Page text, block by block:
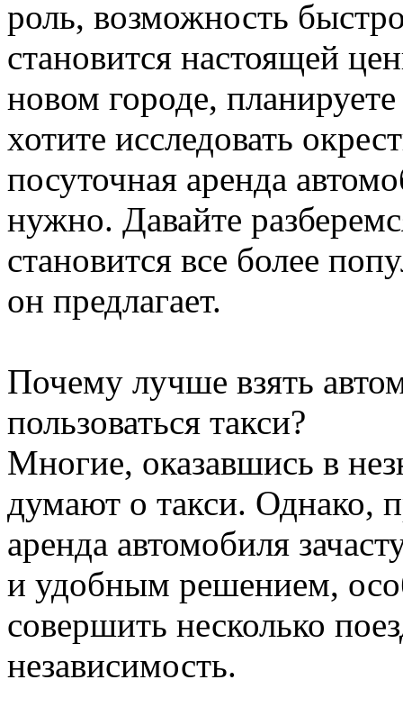
роль, возможность
становится настоящей
новом городе,
хотите исследовать
посуточная аренда
нужно. Давайте
становится все более
он предлагает.
Почему лучше взять
пользоваться такси?
Многие, оказавшись в
думают о такси. Однако,
аренда автомобиля
и удобным решением,
совершить несколько
независимость.